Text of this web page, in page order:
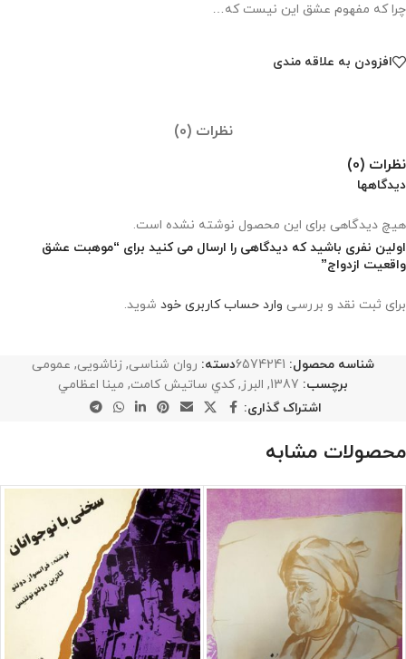
چرا که مفهوم عشق این نیست که…
افزودن به علاقه مندی
نظرات (0)
نظرات (0)
دیدگاهها
هیچ دیدگاهی برای این محصول نوشته نشده است.
اولین نفری باشید که دیدگاهی را ارسال می کنید برای “موهبت عشق
واقعیت ازدواج”
برای ثبت نقد و بررسی وارد حساب کاربری خود شوید.
شناسه محصول: 6574241دسته: روان شناسی, زناشویی, عمومی
برچسب: 1387
, البرز, كدي ساتيش كامت, مينا اعظامي
اشتراک گذاری:
محصولات مشابه